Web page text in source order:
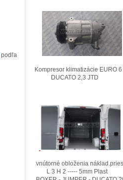
podľa
Kompresor klimatizácie EURO 6
DUCATO 2,3 JTD
vnútorné obloženia
L 3 H 2 ----- 5mm Plast